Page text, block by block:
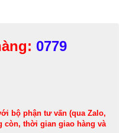
0779
bộ phận tư vấn (qua Zalo,
còn, thời gian giao hàng và